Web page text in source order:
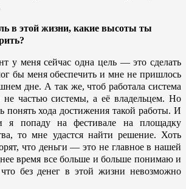
в этой жизни, какие высоты ты
меня сейчас одна цель — это сделать
бы меня обеспечить и мне не пришлось
дне. А так же, чтоб работала система
частью системы, а её владельцем. Но
понять хода достижения такой работы. И
я попаду на фестивале на площадку
то мне удастся найти решение. Хоть
что деньги — это не главное в нашей
время все больше и больше понимаю и
без денег в этой жизни невозможно